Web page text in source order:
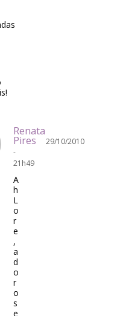
Renata
Pires
29/10/2010
-
21h49
A
h
L
o
r
e
,
a
d
o
r
o
s
e